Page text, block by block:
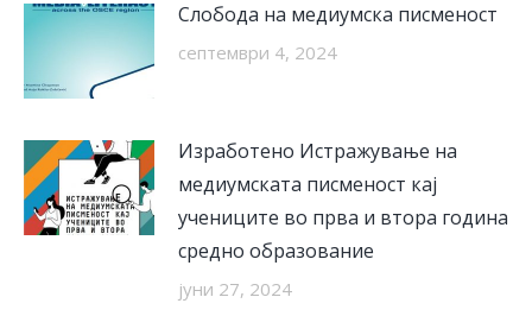
Слобода на медиумска писменост
септември 4, 2024
Изработено Истражување на
медиумската писменост кај
учениците во прва и втора година
средно образование
јуни 27, 2024